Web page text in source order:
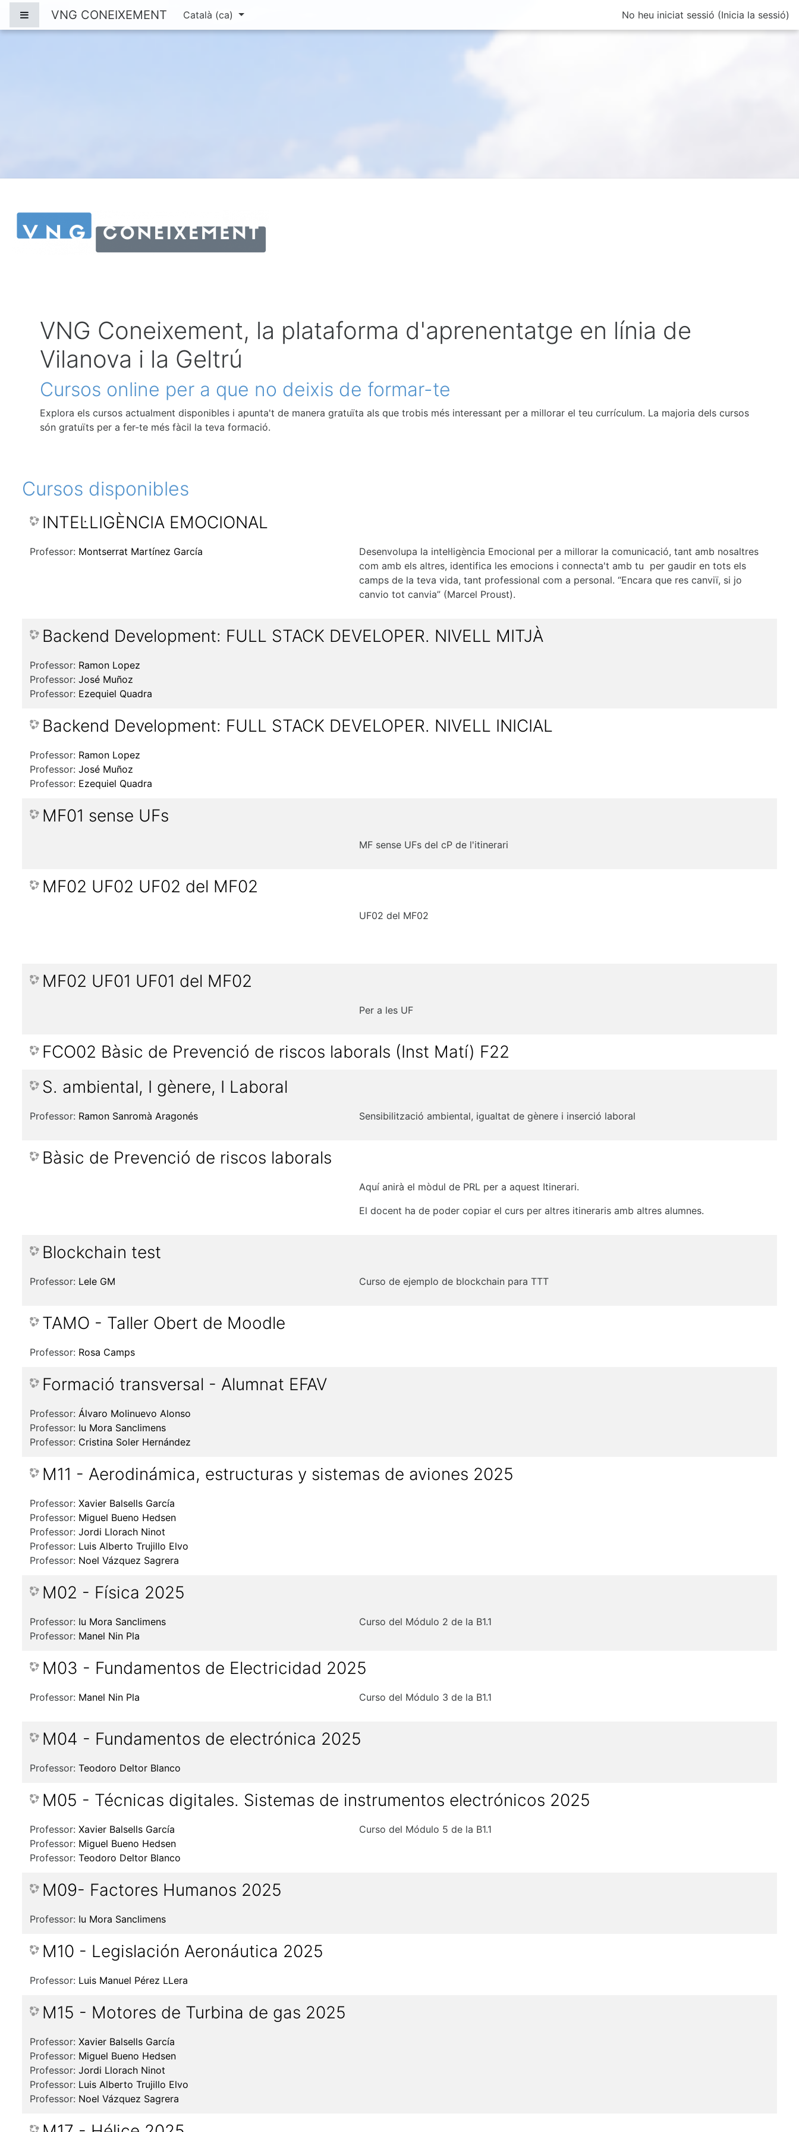
Panell lateral
VNG CONEIXEMENT Català ‎(ca)‎ No heu iniciat sessió (Inicia la sessió)
VNG Coneixement, la plataforma d'aprenentatge en línia de
Vilanova i la Geltrú
Cursos online per a que no deixis de formar-te
Explora els cursos actualment disponibles i apunta't de manera gratuïta als que trobis més interessant per a millorar el teu currículum. La majoria dels cursos
són gratuïts per a fer-te més fàcil la teva formació.
Cursos disponibles
INTEL·LIGÈNCIA EMOCIONAL
Desenvolupa la intel·ligència Emocional per a millorar la comunicació, tant amb nosaltres
com amb els altres, identifica les emocions i connecta't amb tu per gaudir en tots els
camps de la teva vida, tant professional com a personal. “Encara que res canviï, si jo
canvio tot canvia” (Marcel Proust).
Professor: Montserrat Martínez García
Backend Development: FULL STACK DEVELOPER. NIVELL MITJÀ
Professor: Ramon Lopez
Professor: José Muñoz
Professor: Ezequiel Quadra
Backend Development: FULL STACK DEVELOPER. NIVELL INICIAL
Professor: Ramon Lopez
Professor: José Muñoz
Professor: Ezequiel Quadra
MF01 sense UFs
MF sense UFs del cP de l'itinerari
MF02 UF02 UF02 del MF02
UF02 del MF02
MF02 UF01 UF01 del MF02
Per a les UF
FCO02 Bàsic de Prevenció de riscos laborals (Inst Matí) F22
S. ambiental, I gènere, I Laboral
Sensibilització ambiental, igualtat de gènere i inserció laboral
Professor: Ramon Sanromà Aragonés
Bàsic de Prevenció de riscos laborals
Aquí anirà el mòdul de PRL per a aquest Itinerari.
El docent ha de poder copiar el curs per altres itineraris amb altres alumnes.
Blockchain test
Curso de ejemplo de blockchain para TTT
Professor: Lele GM
TAMO - Taller Obert de Moodle
Professor: Rosa Camps
Formació transversal - Alumnat EFAV
Professor: Álvaro Molinuevo Alonso
Professor: Iu Mora Sanclimens
Professor: Cristina Soler Hernández
M11 - Aerodinámica, estructuras y sistemas de aviones 2025
Professor: Xavier Balsells García
Professor: Miguel Bueno Hedsen
Professor: Jordi Llorach Ninot
Professor: Luis Alberto Trujillo Elvo
Professor: Noel Vázquez Sagrera
M02 - Física 2025
Curso del Módulo 2 de la B1.1
Professor: Iu Mora Sanclimens
Professor: Manel Nin Pla
M03 - Fundamentos de Electricidad 2025
Curso del Módulo 3 de la B1.1
Professor: Manel Nin Pla
M04 - Fundamentos de electrónica 2025
Professor: Teodoro Deltor Blanco
M05 - Técnicas digitales. Sistemas de instrumentos electrónicos 2025
Curso del Módulo 5 de la B1.1
Professor: Xavier Balsells García
Professor: Miguel Bueno Hedsen
Professor: Teodoro Deltor Blanco
M09- Factores Humanos 2025
Professor: Iu Mora Sanclimens
M10 - Legislación Aeronáutica 2025
Professor: Luis Manuel Pérez LLera
M15 - Motores de Turbina de gas 2025
Professor: Xavier Balsells García
Professor: Miguel Bueno Hedsen
Professor: Jordi Llorach Ninot
Professor: Luis Alberto Trujillo Elvo
Professor: Noel Vázquez Sagrera